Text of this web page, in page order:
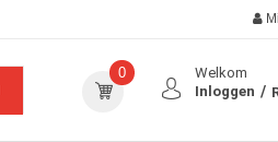
Welkom
Inloggen
0